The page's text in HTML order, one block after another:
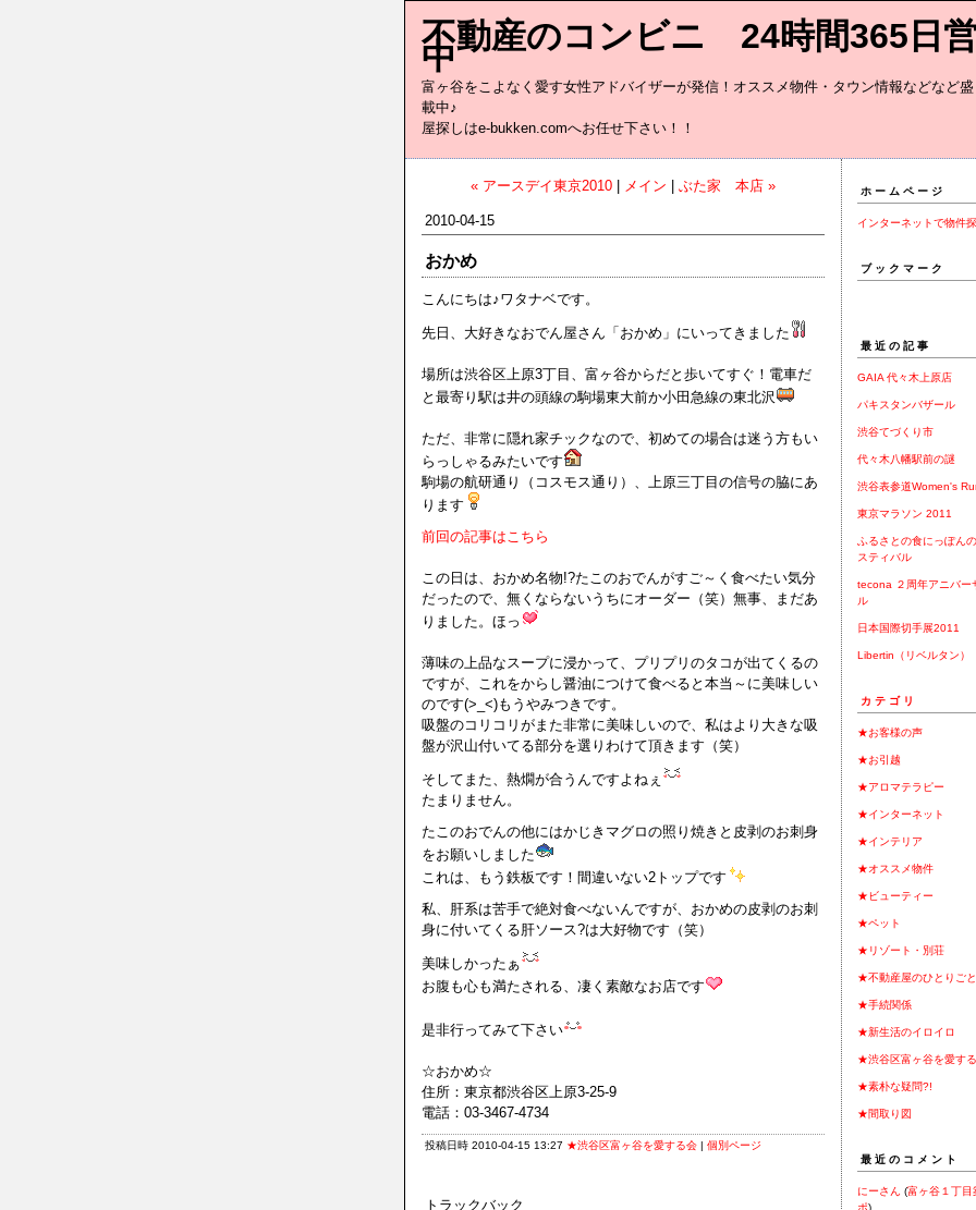
不動産のコンビニ 24時間365日
中
富ヶ谷をこよなく愛す女性アドバイザーが発信！オススメ物件・タウン情報などなど
載中♪ お
屋探しはe-bukken.comへお任せ下さい！！
« アースデイ東京2010 メイン ぶた家 本店 »
2010-04-15
おかめ
こんにちは♪ワタナベです。
先日、大好きなおでん屋さん「おかめ」にいってきました
場所は渋谷区上原3丁目、富ヶ谷からだと歩いてすぐ！電車だ
と最寄り駅は井の頭線の駒場東大前か小田急線の東北沢
ただ、非常に隠れ家チックなので、初めての場合は迷う方もい
らっしゃるみたいです
駒場の航研通り（コスモス通り）、上原三丁目の信号の脇にあ
ります
前回の記事はこちら
この日は、おかめ名物!?たこのおでんがすご～く食べたい気分
だったので、無くならないうちにオーダー（笑）無事、まだあ
りました。ほっ
薄味の上品なスープに浸かって、プリプリのタコが出てくるの
ですが、これをからし醤油につけて食べると本当～に美味しい
のです(>_<)もうやみつきです。
吸盤のコリコリがまた非常に美味しいので、私はより大きな吸
盤が沢山付いてる部分を選りわけて頂きます（笑）
そしてまた、熱燗が合うんですよねぇ
たまりません。
たこのおでんの他にはかじきマグロの照り焼きと皮剥のお刺身
をお願いしました
これは、もう鉄板です！間違いない2トップです
私、肝系は苦手で絶対食べないんですが、おかめの皮剥のお刺
身に付いてくる肝ソース?は大好物です（笑）
美味しかったぁ
お腹も心も満たされる、凄く素敵なお店です
是非行ってみて下さい
☆おかめ☆
住所：東京都渋谷区上原3-25-9
電話：03-3467-4734
投稿日時 2010-04-15 13:27 ★渋谷区富ヶ谷を愛する会 | 個別ページ
トラックバック
ホームページ
インターネットで物件探
ブックマーク
最近の記事
GAIA 代々木上原店
パキスタンバザール
渋谷てづくり市
代々木八幡駅前の謎
渋谷表参道Women's
東京マラソン 2011
ふるさとの食にっぽん
スティバル
tecona ２周年アニバー
ル
日本国際切手展2011
Libertin（リベルタン）
カテゴリ
★お客様の声
★お引越
★アロマテラピー
★インターネット
★インテリア
★オススメ物件
★ビューティー
★ペット
★リゾート・別荘
★不動産屋のひとりごと
★手続関係
★新生活のイロイロ
★渋谷区富ヶ谷を愛す
★素朴な疑問?!
★間取り図
最近のコメント
にーさん (富ヶ谷１丁目